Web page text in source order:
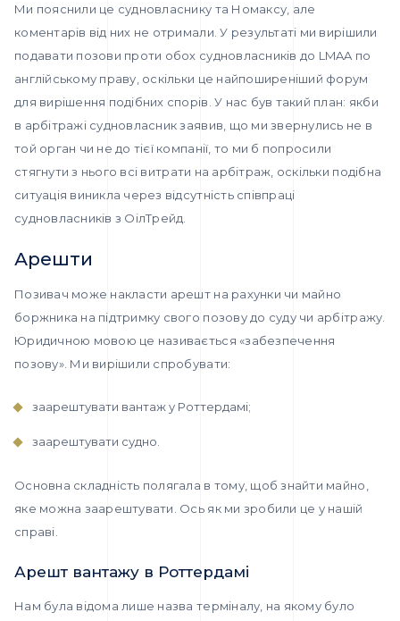
Ми пояснили це судновласнику та Номаксу, але
коментарів від них не отримали. У результаті ми вирішили
подавати позови проти обох судновласників до LMAA по
англійському праву, оскільки це найпоширеніший форум
для вирішення подібних спорів. У нас був такий план: якби
в арбітражі судновласник заявив, що ми звернулись не в
той орган чи не до тієї компанії, то ми б попросили
стягнути з нього всі витрати на арбітраж, оскільки подібна
ситуація виникла через відсутність співпраці
судновласників з ОілТрейд.
Арешти
Позивач може накласти арешт на рахунки чи майно
боржника на підтримку свого позову до суду чи арбітражу.
Юридичною мовою це називається «забезпечення
позову». Ми вирішили спробувати:
заарештувати вантаж у Роттердамі;
заарештувати судно.
Основна складність полягала в тому, щоб знайти майно,
яке можна заарештувати. Ось як ми зробили це у нашій
справі.
Арешт вантажу в Роттердамі
Нам була відома лише назва терміналу, на якому було